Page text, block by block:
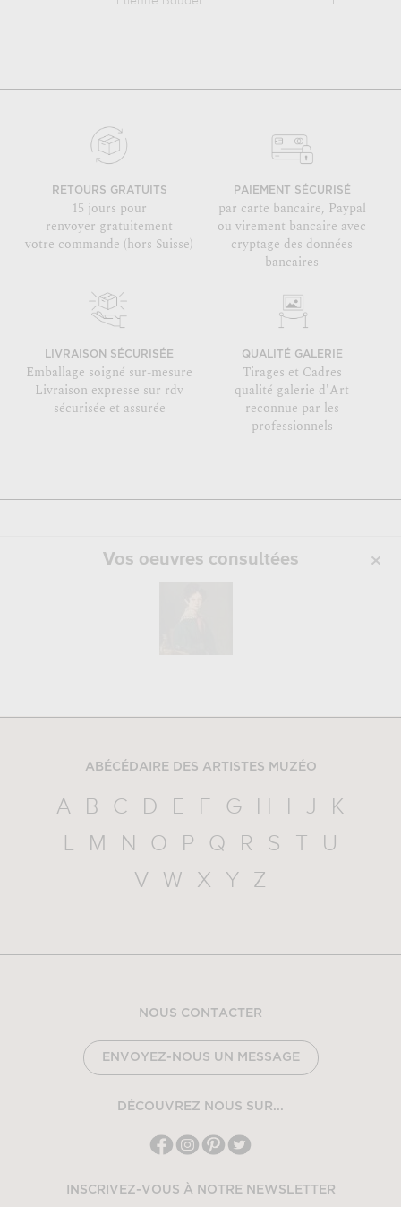
RETOURS GRATUITS
15 jours pour
renvoyer gratuitement
votre commande (hors Suisse)
PAIEMENT SÉCURISÉ
par carte bancaire, Paypal
ou virement bancaire avec
cryptage des données
bancaires
LIVRAISON SÉCURISÉE
Emballage soigné sur-mesure
Livraison expresse sur rdv
sécurisée et assurée
QUALITÉ GALERIE
Tirages et Cadres
qualité galerie d'Art
reconnue par les
professionnels
Vos oeuvres consultées
ABÉCÉDAIRE DES ARTISTES MUZÉO
A B C D E F G H I J
K
L
M N O P Q R S T
U
V
W X Y Z
NOUS CONTACTER
ENVOYEZ-NOUS UN MESSAGE
DÉCOUVREZ NOUS SUR...
INSCRIVEZ-VOUS À NOTRE NEWSLETTER